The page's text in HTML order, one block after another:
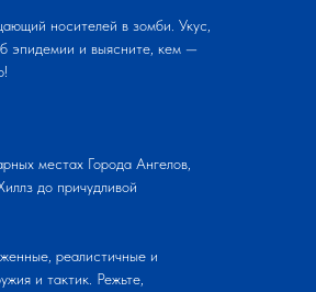
носителей в зомби. Укус,
эпидемии и выясните, кем —
местах Города Ангелов,
до причудливой
реалистичные и
и тактик. Режьте,